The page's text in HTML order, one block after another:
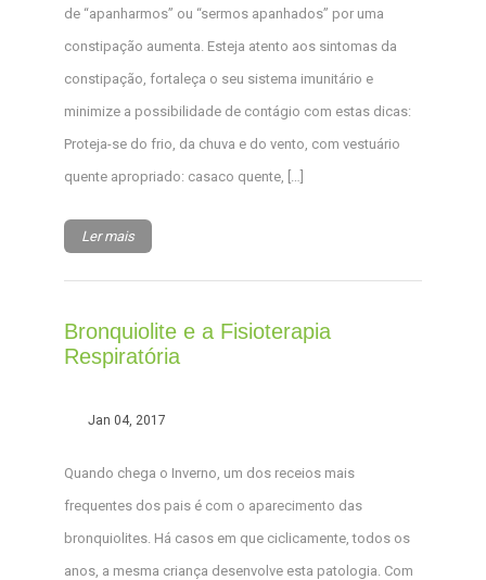
de “apanharmos” ou “sermos apanhados” por uma
constipação aumenta. Esteja atento aos sintomas da
constipação, fortaleça o seu sistema imunitário e
minimize a possibilidade de contágio com estas dicas:
Proteja-se do frio, da chuva e do vento, com vestuário
quente apropriado: casaco quente, […]
Ler mais
Bronquiolite e a Fisioterapia
Respiratória
Jan 04, 2017
Quando chega o Inverno, um dos receios mais
frequentes dos pais é com o aparecimento das
bronquiolites. Há casos em que ciclicamente, todos os
anos, a mesma criança desenvolve esta patologia. Com